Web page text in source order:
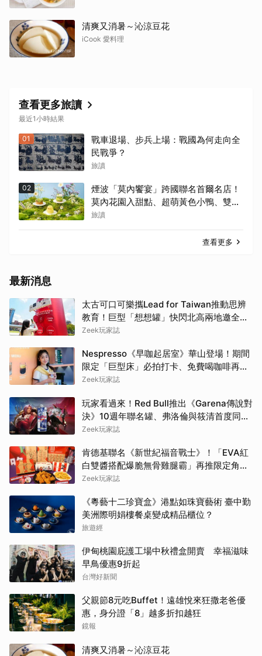
清爽又消暑～沁涼豆花
iCook 愛料理
查看更多旅讀
最近1小時結果
01
戰車退場、步兵上場：戰國為何走向全
民戰爭？
旅讀
02
煙波「莫內饗宴」跨國聯名首爾名店！
莫內花園入甜點、超萌黃色小鴨、雙城
限定亮相
旅讀
查看更多
最新消息
太古可口可樂攜Lead for Taiwan推動思辨
教育！巨型「想想罐」快閃北高兩地邀全民
挑戰「打破慣性」
Zeek玩家誌
Nespresso《早咖起居室》華山登場！期間
限定「巨型床」必拍打卡、免費喝咖啡再拿
好禮
Zeek玩家誌
玩家看過來！Red Bull推出《Garena傳說對
決》10週年聯名罐、弗洛倫與筱清首度同框
必收藏
Zeek玩家誌
肯德基聯名《新世紀福音戰士》！「EVA紅
白雙醬搭配爆脆無骨雞腿霸」再推限定角色
卡、周邊必搶收
Zeek玩家誌
《粵藝十二珍寶盒》港點如珠寶藝術 臺中勤
美洲際明娟樓餐桌變成精品櫃位？
旅遊經
伊甸桃園庇護工場中秋禮盒開賣 幸福滋味
早鳥優惠9折起
台灣好新聞
父親節8元吃Buffet！遠雄悅來狂撒老爸優
惠，身分證「8」越多折扣越狂
鏡報
清爽又消暑～沁涼豆花